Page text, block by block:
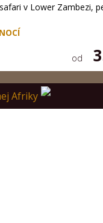
v Lower Zambezi,
od
Afriky